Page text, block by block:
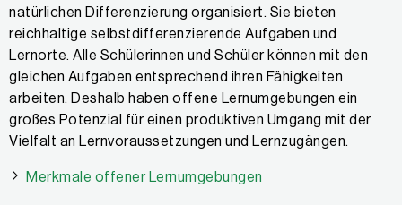
natürlichen Differenzierung organisiert. Sie bieten
reichhaltige selbstdifferenzierende Aufgaben und
Lernorte. Alle Schülerinnen und Schüler können mit den
gleichen Aufgaben entsprechend ihren Fähigkeiten
arbeiten. Deshalb haben offene Lernumgebungen ein
großes Potenzial für einen produktiven Umgang mit der
Vielfalt an Lernvoraussetzungen und Lernzugängen.
Merkmale offener Lernumgebungen